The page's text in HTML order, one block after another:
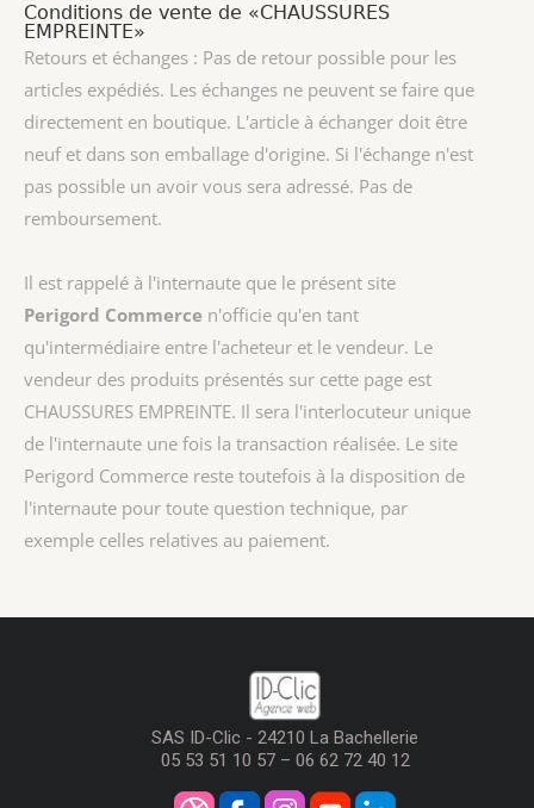
Conditions de vente de «CHAUSSURES
EMPREINTE»
Retours et échanges : Pas de retour possible pour les
articles expédiés. Les échanges ne peuvent se faire que
directement en boutique. L'article à échanger doit être
neuf et dans son emballage d'origine. Si l'échange n'est
pas possible un avoir vous sera adressé. Pas de
remboursement.
Il est rappelé à l'internaute que le présent site
Perigord Commerce n'officie qu'en tant
qu'intermédiaire entre l'acheteur et le vendeur. Le
vendeur des produits présentés sur cette page est
CHAUSSURES EMPREINTE. Il sera l'interlocuteur unique
de l'internaute une fois la transaction réalisée. Le site
Perigord Commerce reste toutefois à la disposition de
l'internaute pour toute question technique, par
exemple celles relatives au paiement.
SAS ID-Clic - 24210 La Bachellerie
05 53 51 10 57 – 06 62 72 40 12